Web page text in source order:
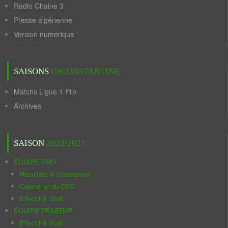
Radio Chaine 3
Presse algérienne
Version numérique
SAISONS CSCONSTANTINE
Matchs Ligue 1 Pro
Archives
SAISON 2020/2021
ÉQUIPE PRO
Résultats & classement
Calendrier du CSC
Effectif & Staff
ÉQUIPE RÉSERVE
Effectif & Staff